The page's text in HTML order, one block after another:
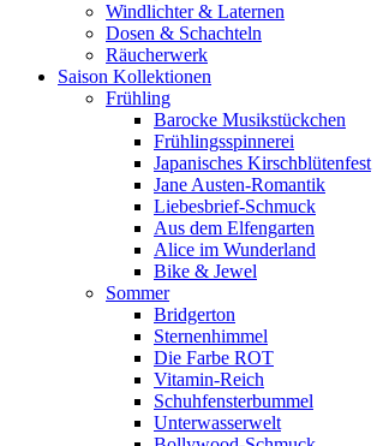
Windlichter & Laternen
Dosen & Schachteln
Räucherwerk
Saison Kollektionen
Frühling
Barocke Musikstückchen
Frühlingsspinnerei
Japanisches Kirschblütenfest
Jane Austen-Romantik
Liebesbrief-Schmuck
Aus dem Elfengarten
Alice im Wunderland
Bike & Jewel
Sommer
Bridgerton
Sternenhimmel
Die Farbe ROT
Vitamin-Reich
Schuhfensterbummel
Unterwasserwelt